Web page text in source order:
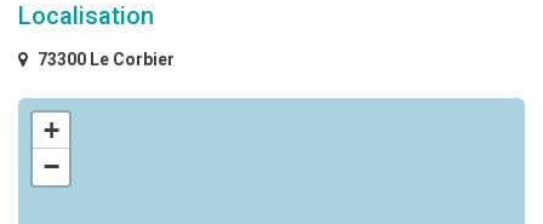
Localisation
73300 Le Corbier
+
−